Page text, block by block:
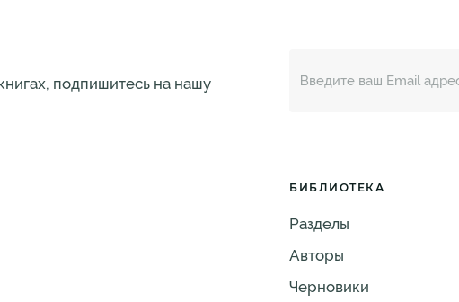
подпишитесь на нашу
БИБЛИОТЕКА
Разделы
Авторы
Черновики